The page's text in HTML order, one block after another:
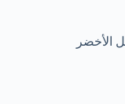
الأخضر